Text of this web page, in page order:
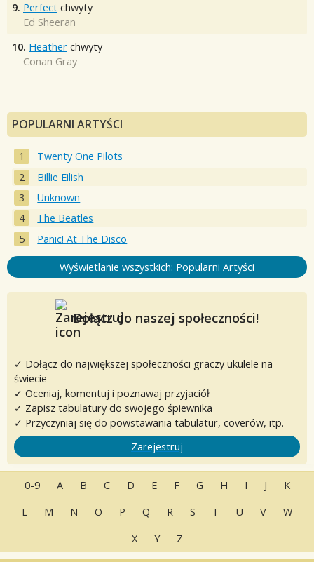
9. Perfect chwyty
Ed Sheeran
10. Heather chwyty
Conan Gray
POPULARNI ARTYŚCI
Twenty One Pilots
Billie Eilish
Unknown
The Beatles
Panic! At The Disco
Wyświetlanie wszystkich: Popularni Artyści
Dołącz do naszej społeczności!
✓ Dołącz do największej społeczności graczy ukulele na
świecie
✓ Oceniaj, komentuj i poznawaj przyjaciół
✓ Zapisz tabulatury do swojego śpiewnika
✓ Przyczyniaj się do powstawania tabulatur, coverów, itp.
Zarejestruj
0-9 A B C D E F G H I J
K
L
M N O P Q R S T U V
W
X
Y Z